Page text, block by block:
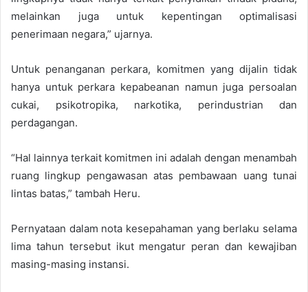
melainkan juga untuk kepentingan optimalisasi
penerimaan negara,” ujarnya.
Untuk penanganan perkara, komitmen yang dijalin tidak
hanya untuk perkara kepabeanan namun juga persoalan
cukai, psikotropika, narkotika, perindustrian dan
perdagangan.
“Hal lainnya terkait komitmen ini adalah dengan menambah
ruang lingkup pengawasan atas pembawaan uang tunai
lintas batas,” tambah Heru.
Pernyataan dalam nota kesepahaman yang berlaku selama
lima tahun tersebut ikut mengatur peran dan kewajiban
masing-masing instansi.